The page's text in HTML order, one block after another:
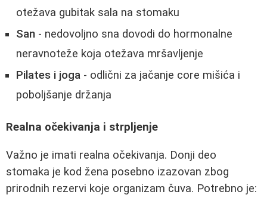
otežava gubitak sala na stomaku
San - nedovoljno sna dovodi do hormonalne
neravnoteže koja otežava mršavljenje
Pilates i joga - odlični za jačanje core mišića i
poboljšanje držanja
Realna očekivanja i strpljenje
Važno je imati realna očekivanja. Donji deo
stomaka je kod žena posebno izazovan zbog
prirodnih rezervi koje organizam čuva. Potrebno je: